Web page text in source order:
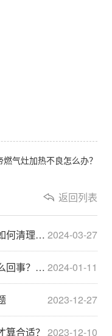
气灶加热不良怎么办？
返回列表
2024-03-27
理燃气
2024-01-11
松手···
2023-12-27
2023-12-10
合适？